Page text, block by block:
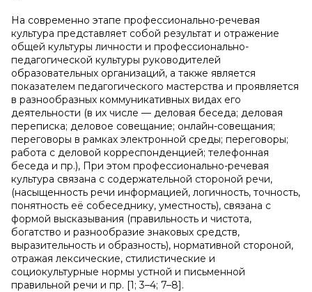
На современно этапе профессионально-речевая
культура представляет собой результат и отражение
общей культуры личности и профессионально-
педагогической культуры руководителей
образовательных организаций, а также является
показателем педагогического мастерства и проявляется
в разнообразных коммуникативных видах его
деятельности (в их числе — деловая беседа; деловая
переписка; деловое совещание; онлайн-совещания;
переговоры в рамках электронной среды; переговоры;
работа с деловой корреспонденцией; телефонная
беседа и пр.), При этом профессионально-речевая
культура связана с содержательной стороной речи,
(насыщенность речи информацией, логичность, точность,
понятность её собеседнику, уместность), связана с
формой высказывания (правильность и чистота,
богатство и разнообразие знаковых средств,
выразительность и образность), нормативной стороной,
отражая лексические, стилистические и
социокультурные нормы устной и письменной
правильной речи и пр. [1; 3–4; 7–8].